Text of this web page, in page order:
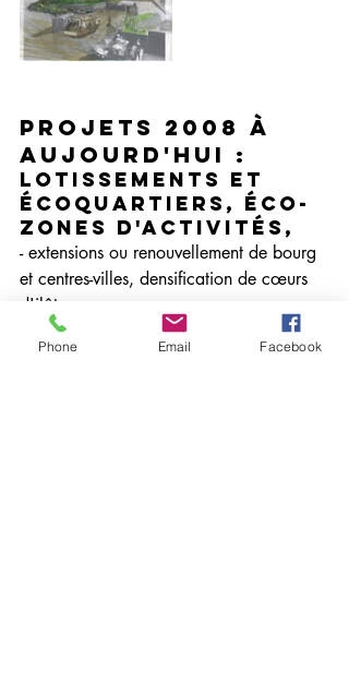
Projets 2008 à
aujourd'hui :
Lotissements et
écoquartiers, éco-
zones d'activités,
- extensions ou renouvellement de bourg
et centres-villes, densification de cœurs
d'ilôts ...
Phone Email Facebook